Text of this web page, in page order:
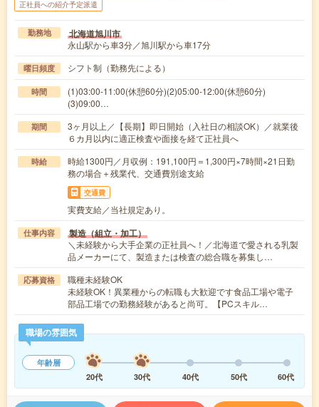
正社員への紹介予定派遣
勤務地 北海道旭川市
永山駅から車3分／旭川駅から車17分
曜日頻度 シフト制（勤務先による）
時間
(1)03:00-11:00(休憩60分)(2)05:00-12:00(休憩60分)
(3)09:00…
期間
3ヶ月以上／【長期】即日開始（入社日の相談OK）／就業後
６カ月以内に適正検査や面接を経て正社員へ
時給
時給1300円／月収例：191,100円＝1,300円×7時間×21日勤
務の場合＋残業代、交通費別途支給
交通費
実費支給／当社規定あり。
仕事内容 製造（組立・加工）
＼未経験から大手企業の正社員へ！／北海道で愛される乳製
品メーカーにて、製造または検査の総合職を募集し…
応募資格
職種未経験OK
未経験OK！異業種からの転職も大歓迎です食品工場や電子
部品工場での勤務経験があると尚可。【PCスキル…
職場の雰囲気
年齢層
20代
30代 40代 50代 60代